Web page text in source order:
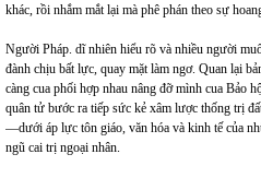
khác, rồi nhắm mắt lại mà phê phán theo sự
Người Pháp. dĩ nhiên hiểu rõ và nhiều người
đành chịu bất lực, quay mặt làm ngơ. Quan lại
càng cua phối hợp nhau nâng đỡ mình cua Bảo
quân tử bước ra tiếp sức kẻ xâm lược thống trị
—dưới áp lực tôn giáo, văn hóa và kinh tế của
ngũ cai trị ngoại nhân.